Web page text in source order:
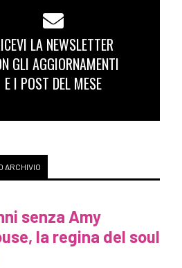
LA NEWSLETTER
GLI AGGIORNAMENTI
E I POST DEL MESE
ARCHIVIO
senza Amy
la regina del soul